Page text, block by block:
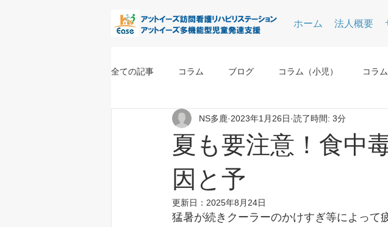
ホーム 法人概要
全ての記事 コラム ブログ コラム（小児） コラ
夏も要注意！食中
因と予
NS多鹿 2023年1月26日 読了時間: 3分
更新日： 2025年8月24日
猛暑が続きクーラーのかけすぎ等によって